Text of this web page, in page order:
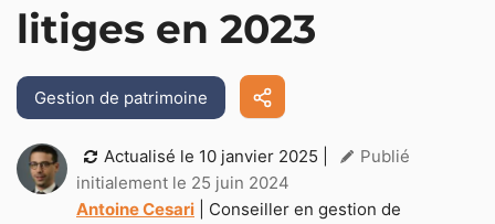
litiges en 2023
Gestion de patrimoine
Actualisé le 10 janvier 2025
Publié
initialement le 25 juin 2024
Antoine Cesari
| Conseiller en gestion de